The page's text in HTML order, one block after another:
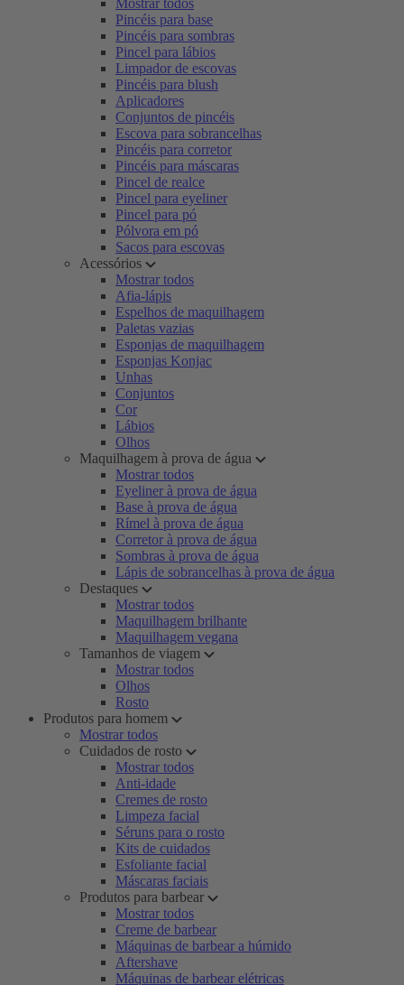
Mostrar todos
Pincéis para base
Pincéis para sombras
Pincel para lábios
Limpador de escovas
Pincéis para blush
Aplicadores
Conjuntos de pincéis
Escova para sobrancelhas
Pincéis para corretor
Pincéis para máscaras
Pincel de realce
Pincel para eyeliner
Pincel para pó
Pólvora em pó
Sacos para escovas
Acessórios
Mostrar todos
Afia-lápis
Espelhos de maquilhagem
Paletas vazias
Esponjas de maquilhagem
Esponjas Konjac
Unhas
Conjuntos
Cor
Lábios
Olhos
Maquilhagem à prova de água
Mostrar todos
Eyeliner à prova de água
Base à prova de água
Rímel à prova de água
Corretor à prova de água
Sombras à prova de água
Lápis de sobrancelhas à prova de água
Destaques
Mostrar todos
Maquilhagem brilhante
Maquilhagem vegana
Tamanhos de viagem
Mostrar todos
Olhos
Rosto
Produtos para homem
Mostrar todos
Cuidados de rosto
Mostrar todos
Anti-idade
Cremes de rosto
Limpeza facial
Séruns para o rosto
Kits de cuidados
Esfoliante facial
Máscaras faciais
Produtos para barbear
Mostrar todos
Creme de barbear
Máquinas de barbear a húmido
Aftershave
Máquinas de barbear elétricas